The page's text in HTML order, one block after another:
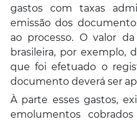
gastos com taxas
emissão dos
ao processo. O valor
brasileira, por exemplo,
que foi efetuado o
documento deverá ser
À parte esses gastos,
emolumentos